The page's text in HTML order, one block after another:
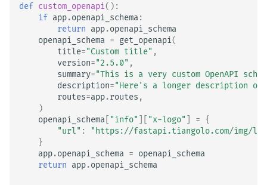
def custom_openapi():
if app.openapi_schema :
return app.openapi_schema
openapi_schema = get_openapi(
title="Custom title" ,
version="2.5.0" ,
summary="This is a very custom OpenAPI
description="Here's a longer description of
routes=app.routes ,
)
openapi_schema
"info" "x-logo" = {
"url" :
"https://fastapi.tiangolo.com/img/
}
app.openapi_schema = openapi_schema
return app.openapi_schema